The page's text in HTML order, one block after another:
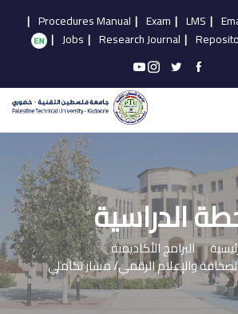
|
LMS
|
Exam
|
Procedures Manual
|
|
Research Journal
|
Jobs
|
الدراسية
البرامج الأكاديمية
والإعلام الرقمي/ مسار تكاملي